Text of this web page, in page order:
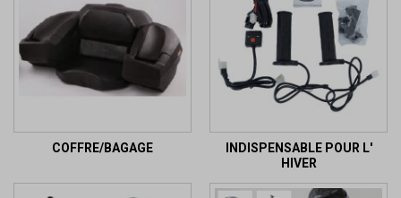
COFFRE/BAGAGE
INDISPENSABLE POUR L'
HIVER